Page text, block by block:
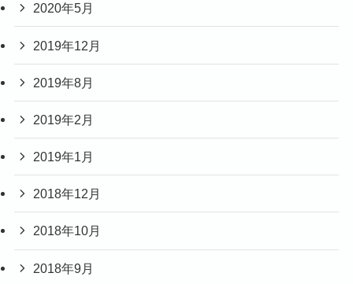
2020年5月
2019年12月
2019年8月
2019年2月
2019年1月
2018年12月
2018年10月
2018年9月